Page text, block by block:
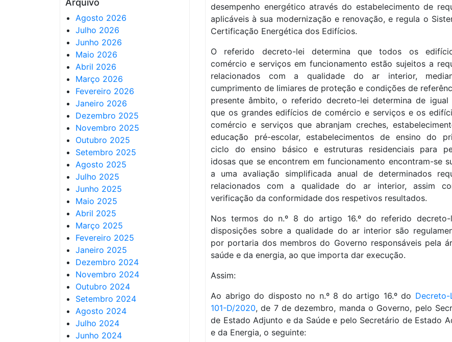
Arquivo
Agosto 2026
Julho 2026
Junho 2026
Maio 2026
Abril 2026
Março 2026
Fevereiro 2026
Janeiro 2026
Dezembro 2025
Novembro 2025
Outubro 2025
Setembro 2025
Agosto 2025
Julho 2025
Junho 2025
Maio 2025
Abril 2025
Março 2025
Fevereiro 2025
Janeiro 2025
Dezembro 2024
Novembro 2024
Outubro 2024
Setembro 2024
Agosto 2024
Julho 2024
Junho 2024
desempenho energético através do estabelecimento de
aplicáveis à sua modernização e renovação, e regula o
Certificação Energética dos Edifícios.
O referido decreto-lei determina que todos os
comércio e serviços em funcionamento estão sujeitos a
relacionados com a qualidade do ar interior,
cumprimento de limiares de proteção e condições de
presente âmbito, o referido decreto-lei determina de igual
que os grandes edifícios de comércio e serviços e os
comércio e serviços que abranjam creches,
educação pré-escolar, estabelecimentos de ensino do
ciclo do ensino básico e estruturas residenciais para
idosas que se encontrem em funcionamento encontram-se
a uma avaliação simplificada anual de determinados
relacionados com a qualidade do ar interior, assim
verificação da conformidade dos respetivos resultados.
Nos termos do n.º 8 do artigo 16.º do referido decreto-
disposições sobre a qualidade do ar interior são
por portaria dos membros do Governo responsáveis pela
saúde e da energia, ao que importa dar execução.
Assim:
Ao abrigo do disposto no n.º 8 do artigo 16.º do Decreto-
101-D/2020, de 7 de dezembro, manda o Governo, pelo
de Estado Adjunto e da Saúde e pelo Secretário de Estado
e da Energia, o seguinte: